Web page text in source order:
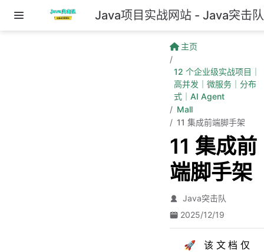
跳至主要內容 Java项目实战网站 - Java突击队
主页
12 个企业级实战项目｜
高并发｜微服务｜分布
式｜AI Agent
Mall
11 集成前端脚手架
11 集成前
端脚手架
Java突击队
2025/12/19
🚀 该文档仅